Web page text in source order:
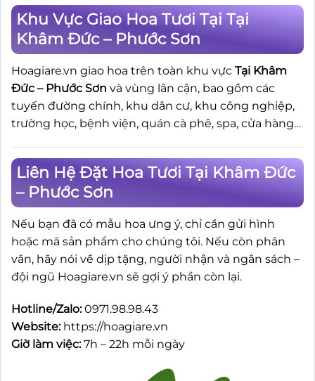
Khu Vực Giao Hoa Tươi Tại Tại
Khâm Đức – Phước Sơn
Hoagiare.vn giao hoa trên toàn khu vực Tại Khâm
Đức – Phước Sơn và vùng lân cận, bao gồm các
tuyến đường chính, khu dân cư, khu công nghiệp,
trường học, bệnh viện, quán cà phê, spa, cửa hàng…
Liên Hệ Đặt Hoa Tươi Tại Khâm Đức
– Phước Sơn
Nếu bạn đã có mẫu hoa ưng ý, chỉ cần gửi hình
hoặc mã sản phẩm cho chúng tôi. Nếu còn phân
vân, hãy nói về dịp tặng, người nhận và ngân sách –
đội ngũ Hoagiare.vn sẽ gợi ý phần còn lại.
Hotline/Zalo:0971.98.98.43
Website: https://hoagiare.vn
Giờ làm việc:7h – 22h mỗi ngày